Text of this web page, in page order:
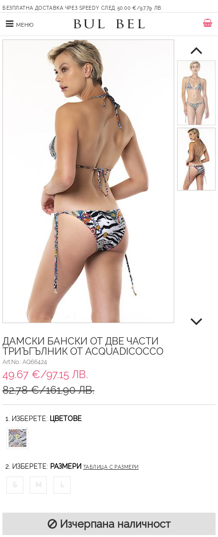
БЕЗПЛАТНА ДОСТАВКА ЧРЕЗ SPEEDY СЛЕД 50.00 €/97.79 ЛВ.
МЕНЮ
ДАМСКИ БАНСКИ ОТ ДВЕ ЧАСТИ
ТРИЪГЪЛНИК ОТ ACQUADICOCCO
Art.No.: AQ66424
49.67 €/97.15 ЛВ.
82.78 €/161.90 ЛВ.
1. ИЗБЕРЕТЕ: ЦВЕТОВЕ
2. ИЗБЕРЕТЕ: РАЗМЕРИ ТАБЛИЦА С РАЗМЕРИ
S M L
Изчерпана наличност